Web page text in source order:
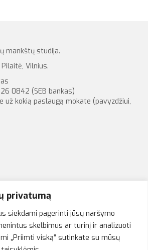
privatumą
siekdami pagerinti jūsų naršymo
skelbimus ar turinį ir analizuoti
„Priimti viską“ sutinkate su mūsų
mankštų studija.
Pilaitė, Vilnius.
0842 (SEB bankas)
už kokią paslaugą mokate (pavyzdžiui,